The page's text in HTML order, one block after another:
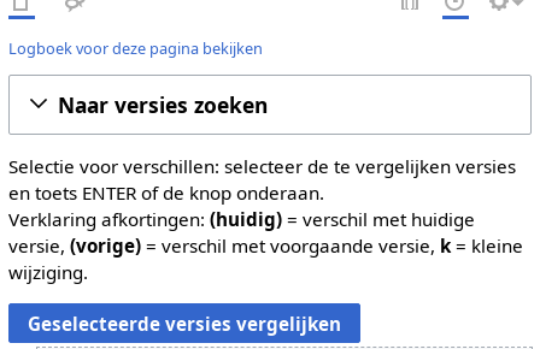
Logboek voor deze pagina bekijken
Naar versies zoeken
Selectie voor verschillen: selecteer de te vergelijken versies
en toets ENTER of de knop onderaan.
Verklaring afkortingen: (huidig)= verschil met huidige
versie, (vorige)= verschil met voorgaande versie, k= kleine
wijziging.